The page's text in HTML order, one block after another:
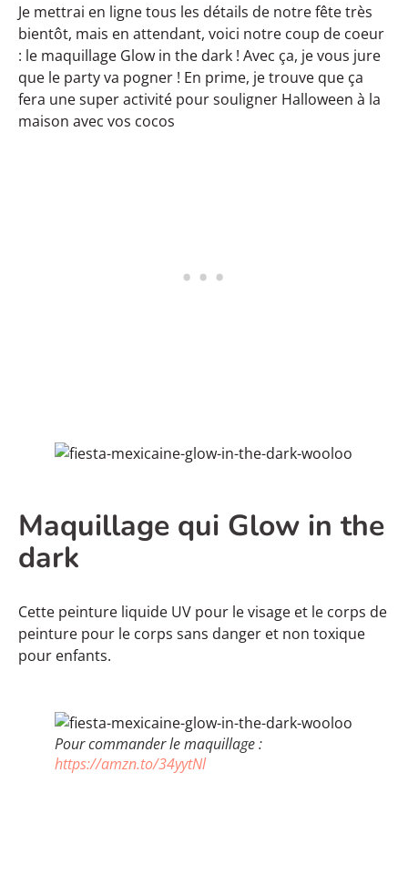
Je mettrai en ligne tous les détails de notre fête très
bientôt, mais en attendant, voici notre coup de coeur
: le maquillage Glow in the dark ! Avec ça, je vous jure
que le party va pogner ! En prime, je trouve que ça
fera une super activité pour souligner Halloween à la
maison avec vos cocos
Maquillage qui Glow in the
dark
Cette peinture liquide UV pour le visage et le corps de
peinture pour le corps sans danger et non toxique
pour enfants.
Pour commander le maquillage :
https://amzn.to/34yytNl